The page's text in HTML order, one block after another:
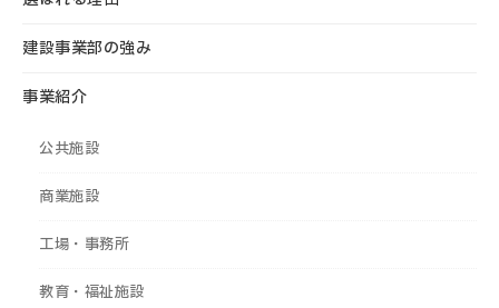
建設事業部の強み
事業紹介
公共施設
商業施設
工場・事務所
教育・福祉施設